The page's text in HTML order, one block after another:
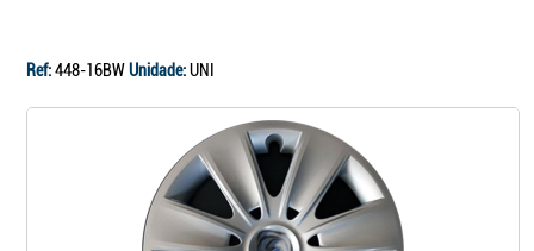
Ref:448-16BWUnidade:UNI